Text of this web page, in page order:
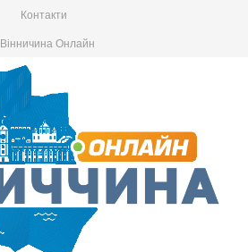
Контакти
Вінничина Онлайн